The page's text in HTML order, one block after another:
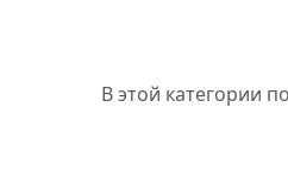
В этой категории